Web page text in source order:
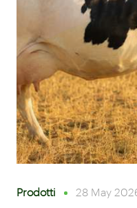
Prodotti 28 May